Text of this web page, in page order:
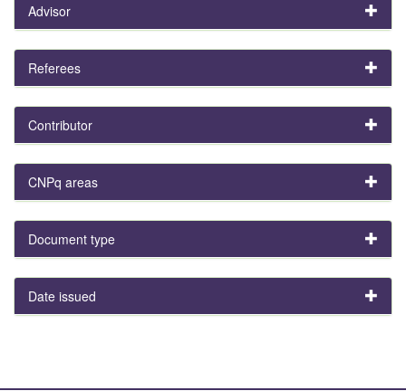
Advisor
Referees
Contributor
CNPq areas
Document type
Date issued